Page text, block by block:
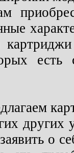
есть
других
о